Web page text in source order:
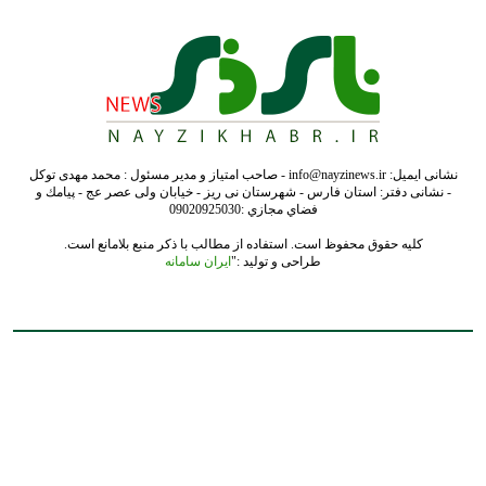
نشانی ایمیل: info@nayzinews.ir - صاحب امتیاز و مدیر مسئول : محمد مهدی توکل
- نشانی دفتر: استان فارس - شهرستان نی ریز - خیابان ولی عصر عج - پيامك و
فضاي مجازي :09020925030
کلیه حقوق محفوظ است. استفاده از مطالب با ذکر منبع بلامانع است.
طراحی و تولید :"ایران سامانه